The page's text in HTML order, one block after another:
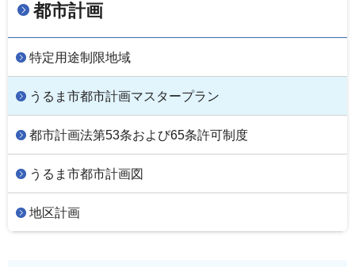
都市計画
特定用途制限地域
うるま市都市計画マスタープラン
都市計画法第53条および65条許可制度
うるま市都市計画図
地区計画